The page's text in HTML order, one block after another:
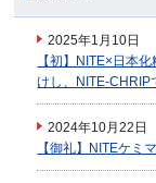
2025年1月10日
【初】NITE×日本
けし、NITE-CHRIP
2024年10月22日
【御礼】NITEケミ